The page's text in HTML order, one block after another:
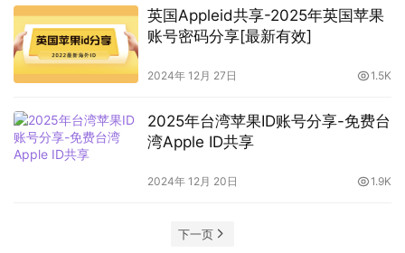
英国Appleid共享-2025年英国苹果
账号密码分享[最新有效]
2024年 12月 27日 1.5K
2025年台湾苹果ID账号分享-免费台
湾Apple ID共享
2024年 12月 20日 1.9K
下一页